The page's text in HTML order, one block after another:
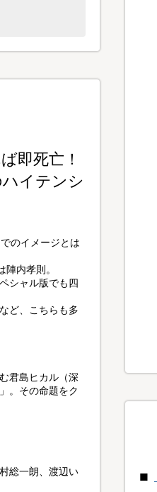
即死亡！
イテンシ
のイメージとは
内孝則。
シャル版でも四
ど、こちらも多
君島ヒカル（深
。その命題をク
総一朗、渡辺い